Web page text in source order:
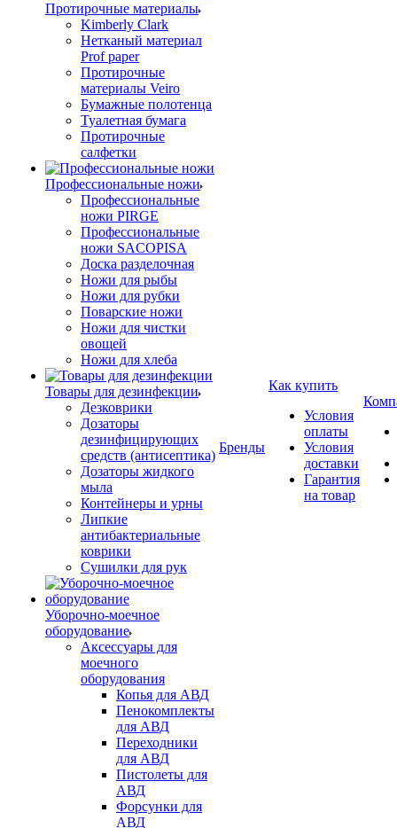
Протирочные материалы
Kimberly Clark
Нетканый материал
Prof paper
Протирочные
материалы Veiro
Бумажные полотенца
Туалетная бумага
Протирочные
салфетки
Профессиональные ножи
Профессиональные
ножи PIRGE
Профессиональные
ножи SACOPISA
Доска разделочная
Ножи для рыбы
Ножи для рубки
Поварские ножи
Ножи для чистки
овощей
Ножи для хлеба
Товары для дезинфекции
Дезковрики
Дозаторы
дезинфицирующих
средств (антисептика)
Дозаторы жидкого
мыла
Контейнеры и урны
Липкие
антибактериальные
коврики
Сушилки для рук
Уборочно-моечное
оборудование
Аксессуары для
моечного
оборудования
Копья для АВД
Пенокомплекты
для АВД
Переходники
для АВД
Пистолеты для
АВД
Форсунки для
АВД
Бренды
Как купить
Условия
оплаты
Условия
доставки
Гарантия
на товар